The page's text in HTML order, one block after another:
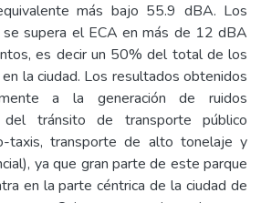
más bajo 55.9 dBA. Los
supera el ECA en más de 12 dBA
es decir un 50% del total de los
la ciudad. Los resultados obtenidos
a la generación de ruidos
tránsito de transporte público
taxis, transporte de alto tonelaje y
ya que gran parte de este parque
en la parte céntrica de la ciudad de